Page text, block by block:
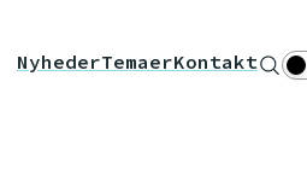
NyhederTemaerKontakt Søg